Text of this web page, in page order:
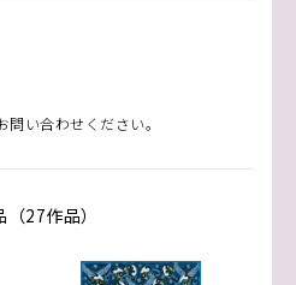
い合わせください。
27作品）